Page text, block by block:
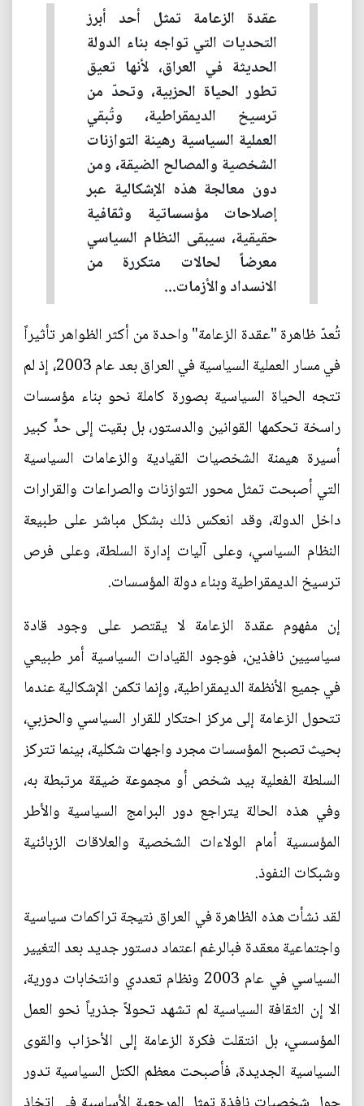
عقدة الزعامة تمثل أحد أبرز
التحديات التي تواجه بناء الدولة
الحديثة في العراق، لأنها تعيق
تطور الحياة الحزبية، وتحدّ من
ترسيخ الديمقراطية، وتُبقي
العملية السياسية رهينة التوازنات
الشخصية والمصالح الضيقة، ومن
دون معالجة هذه الإشكالية عبر
إصلاحات مؤسساتية وثقافية
حقيقية، سيبقى النظام السياسي
معرضاً لحالات متكررة من
الانسداد والأزمات...
تُعدّ ظاهرة "عقدة الزعامة" واحدة من أكثر الظواهر تأثيراً
في مسار العملية السياسية في العراق بعد عام 2003، إذ لم
تتجه الحياة السياسية بصورة كاملة نحو بناء مؤسسات
راسخة تحكمها القوانين والدستور، بل بقيت إلى حدٍّ كبير
أسيرة هيمنة الشخصيات القيادية والزعامات السياسية
التي أصبحت تمثل محور التوازنات والصراعات والقرارات
داخل الدولة، وقد انعكس ذلك بشكل مباشر على طبيعة
النظام السياسي، وعلى آليات إدارة السلطة، وعلى فرص
ترسيخ الديمقراطية وبناء دولة المؤسسات.
إن مفهوم عقدة الزعامة لا يقتصر على وجود قادة
سياسيين نافذين، فوجود القيادات السياسية أمر طبيعي
في جميع الأنظمة الديمقراطية، وإنما تكمن الإشكالية عندما
تتحول الزعامة إلى مركز احتكار للقرار السياسي والحزبي،
بحيث تصبح المؤسسات مجرد واجهات شكلية، بينما تتركز
السلطة الفعلية بيد شخص أو مجموعة ضيقة مرتبطة به،
وفي هذه الحالة يتراجع دور البرامج السياسية والأطر
المؤسسية أمام الولاءات الشخصية والعلاقات الزبائنية
وشبكات النفوذ.
لقد نشأت هذه الظاهرة في العراق نتيجة تراكمات سياسية
واجتماعية معقدة فبالرغم اعتماد دستور جديد بعد التغيير
السياسي في عام 2003 ونظام تعددي وانتخابات دورية،
الا إن الثقافة السياسية لم تشهد تحولاً جذرياً نحو العمل
المؤسسي، بل انتقلت فكرة الزعامة إلى الأحزاب والقوى
السياسية الجديدة، فأصبحت معظم الكتل السياسية تدور